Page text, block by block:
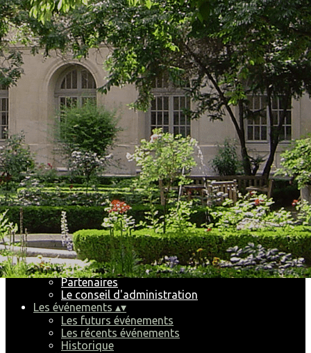
Exporter les lignes sélectionnées
Exporter toutes les colonnes
Exporter uniquement les colonnes affichées
Menu
<
>
Les futurs événements
Les récents événements
Historique
Ajoutez un logo, un bouton, des réseaux sociaux
Cliquez pour éditer
Accueil▴▾
Le Club▴▾
Pourquoi et comment nous rejoindre
Partenaires
Le conseil d'administration
Les événements ▴▾
Les futurs événements
Les récents événements
Historique